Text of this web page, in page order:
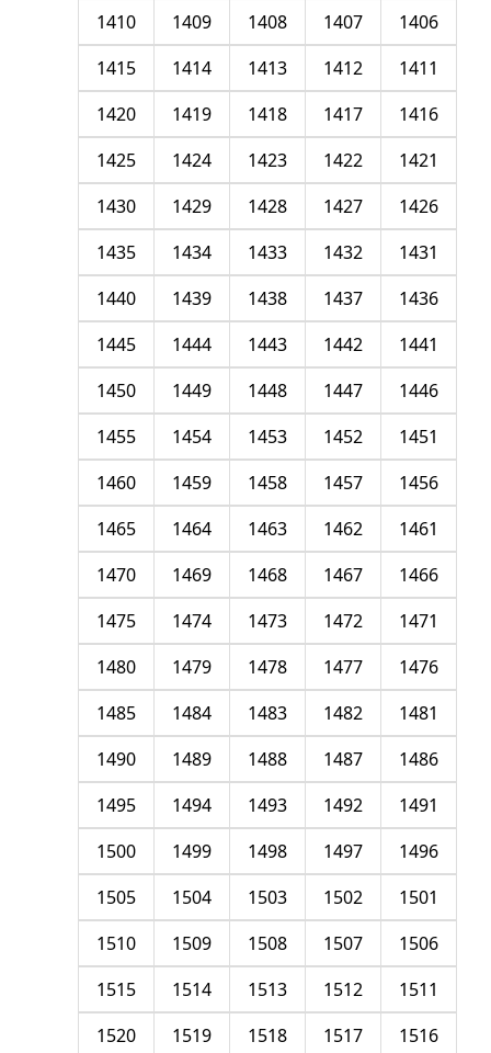
1406
1407
1408
1409
1410
1411
1412
1413
1414
1415
1416
1417
1418
1419
1420
1421
1422
1423
1424
1425
1426
1427
1428
1429
1430
1431
1432
1433
1434
1435
1436
1437
1438
1439
1440
1441
1442
1443
1444
1445
1446
1447
1448
1449
1450
1451
1452
1453
1454
1455
1456
1457
1458
1459
1460
1461
1462
1463
1464
1465
1466
1467
1468
1469
1470
1471
1472
1473
1474
1475
1476
1477
1478
1479
1480
1481
1482
1483
1484
1485
1486
1487
1488
1489
1490
1491
1492
1493
1494
1495
1496
1497
1498
1499
1500
1501
1502
1503
1504
1505
1506
1507
1508
1509
1510
1511
1512
1513
1514
1515
1516
1517
1518
1519
1520